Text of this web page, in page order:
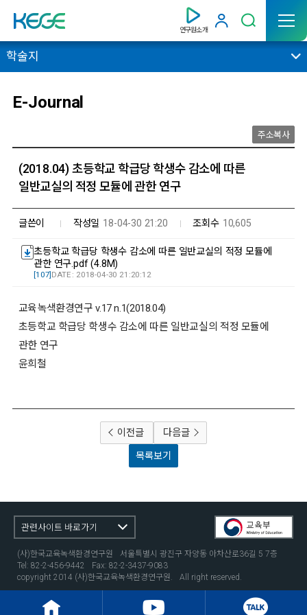
연구원소개
학술지
E-Journal
주소복사
(2018.04) 초등학교 학급당 학생수 감소에 따른
일반교실의 적정 모듈에 관한 연구
글쓴이 작성일 18-04-30 21:20 조회수 10,605
초등학교 학급당 학생수 감소에 따른 일반교실의 적정 모듈에
관한 연구.pdf (4.8M)
[107]DATE : 2018-04-30 21:20:12
교육녹색환경연구 v.17 n.1(2018.04)
초등학교 학급당 학생수 감소에 따른 일반교실의 적정 모듈에
관한 연구
윤희철
이전글 다음글
목록보기
(사)한국교육녹색환경연구원
서울특별시 광진구 자양동 아차산로36길 5 7층
Tel: 82-2-456-9442
Fax: 82-2-3437-9083
copyright 2014 (사)한국교육녹색환경연구원.
All right reserved.
관련사이트 바로가기